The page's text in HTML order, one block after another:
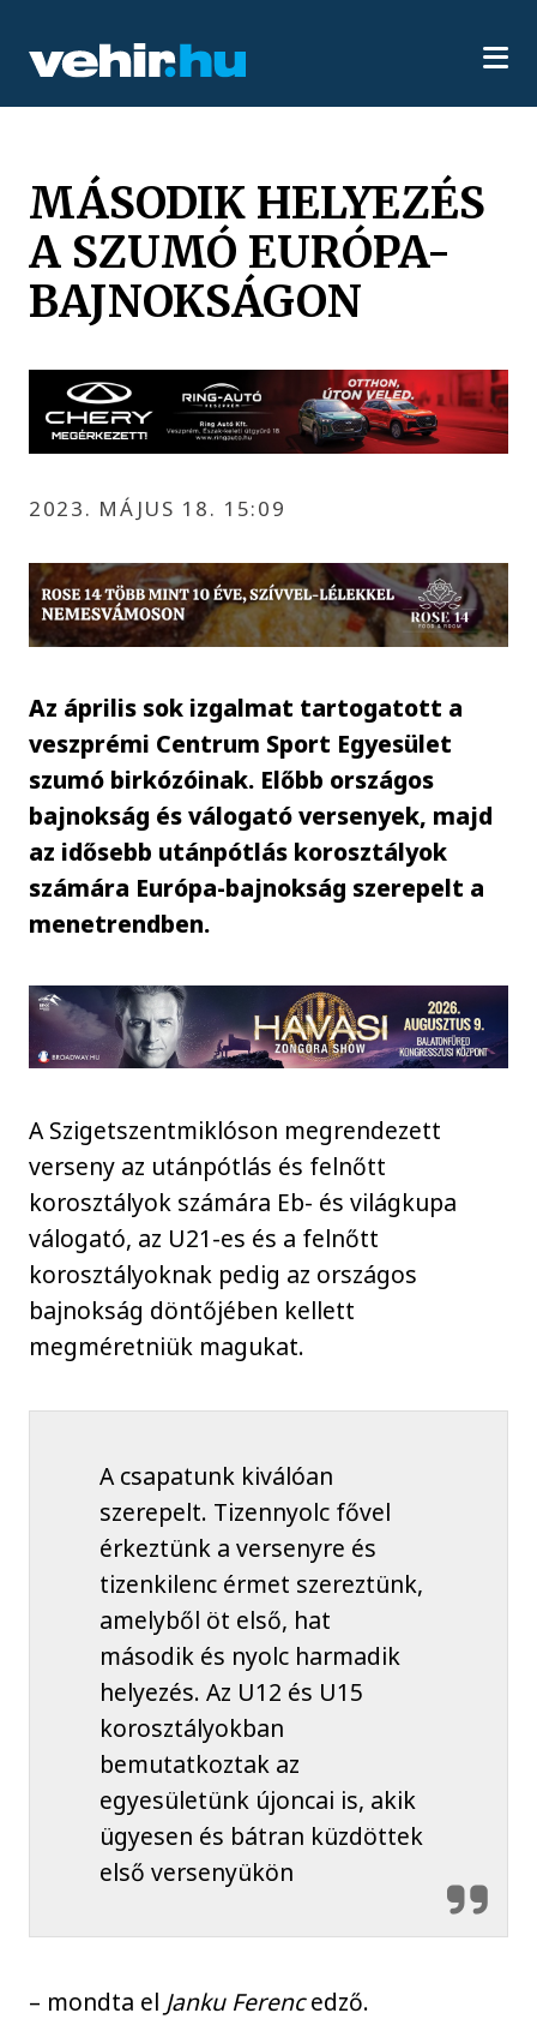
MÁSODIK HELYEZÉS
A SZUMÓ EURÓPA-
BAJNOKSÁGON
2023. MÁJUS 18. 15:09
Az április sok izgalmat tartogatott a
veszprémi Centrum Sport Egyesület
szumó birkózóinak. Előbb országos
bajnokság és válogató versenyek, majd
az idősebb utánpótlás korosztályok
számára Európa-bajnokság szerepelt a
menetrendben.
A Szigetszentmiklóson megrendezett
verseny az utánpótlás és felnőtt
korosztályok számára Eb- és világkupa
válogató, az U21-es és a felnőtt
korosztályoknak pedig az országos
bajnokság döntőjében kellett
megméretniük magukat.
A csapatunk kiválóan
szerepelt. Tizennyolc fővel
érkeztünk a versenyre és
tizenkilenc érmet szereztünk,
amelyből öt első, hat
második és nyolc harmadik
helyezés. Az U12 és U15
korosztályokban
bemutatkoztak az
egyesületünk újoncai is, akik
ügyesen és bátran küzdöttek
első versenyükön
– mondta el Janku Ferencedző.